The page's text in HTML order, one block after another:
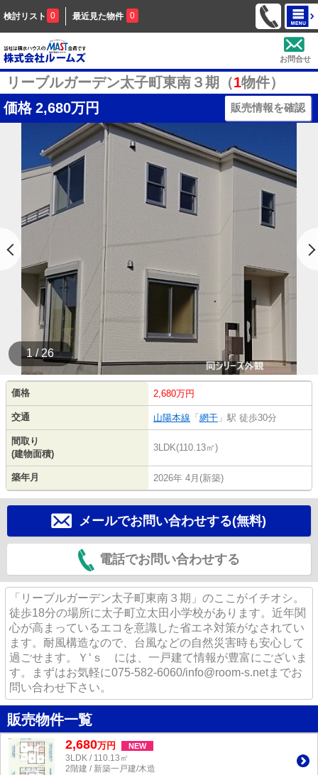
検討リスト 0 最近見た物件 0
お問合せ
リーブルガーデン太子町東南３期（1物件）
価格 2,680万円 販売情報を確認
1 / 26
価格 2,680万円
交通 山陽本線 「 網干 」駅 徒歩30分
間取り
(建物面積)
3LDK(110.13㎡)
築年月 2026年 4月(新築)
メールでお問い合わせする(無料)
電話でお問い合わせする
「リーブルガーデン太子町東南３期」のここがイチオシ。
徒歩18分の場所に太子町立太田小学校があります。近年関
心が高まっているエコを意識した省エネ対策がなされてい
ます。耐風構造なので、台風などの自然災害時も安心して
過ごせます。Ｙ‘ｓ には、一戸建て情報が豊富にございま
す。まずはお気軽に075-582-6060/info@room-s.netまでお
問い合わせ下さい。
販売物件一覧
2,680万円 NEW
3LDK / 110.13㎡
2階建 / 新築一戸建/木造